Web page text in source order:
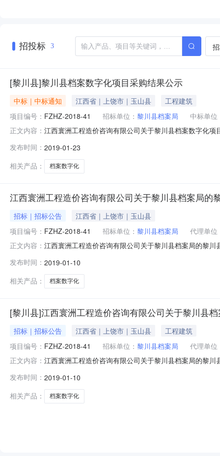
招投标 3
[黎川县]黎川县档案数字化项目采购结果公示
中标｜中标通知 江西省｜上饶市｜玉山县
工程建筑
项目编号： FZHZ-2018-41 招标单位： 黎川县档案局
中标单位
正文内容： 江西寰洲工程造价咨询有限公司关于黎川县档案数字化
采购人确认，中标结果如下：采购项目编号项目名称数
科技有
发布时间： 2019-01-23
相关产品：
档案数字化
江西寰洲工程造价咨询有限公司关于黎川县档案局
招标｜招标公告
江西省｜上饶市｜玉山县
项目编号： FZHZ-2018-41 招标单位： 黎川县档案局
代理单位
正文内容： 江西寰洲工程造价咨询有限公司关于黎川县档案局的黎
档案数字化项目采购（招标编号：FZHZ-2018-41）竞争
下达的采购
发布时间： 2019-01-10
相关产品：
档案数字化
[黎川县]江西寰洲工程造价咨询有限公司关于黎川县
招标｜招标公告 江西省｜上饶市｜玉山县
工程建筑
项目编号： FZHZ-2018-41 招标单位： 黎川县档案局
代理单位
正文内容： 江西寰洲工程造价咨询有限公司关于黎川县档案局的黎
竞争性磋商采购，现欢迎符合条件的供应商前来参加磋
案数字化项目采购1项45
发布时间： 2019-01-10
相关产品：
档案数字化